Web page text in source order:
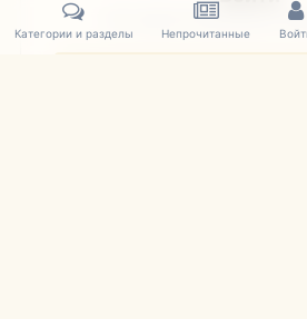
Уже зарегистрированы?
Категории и разделы Непрочитанные